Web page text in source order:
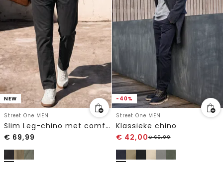
NEW
Street One MEN
Slim Leg-chino met comfortabele elastische tailleband
€ 69,99
-40%
Street One MEN
Klassieke chino
€ 42,00€69,99